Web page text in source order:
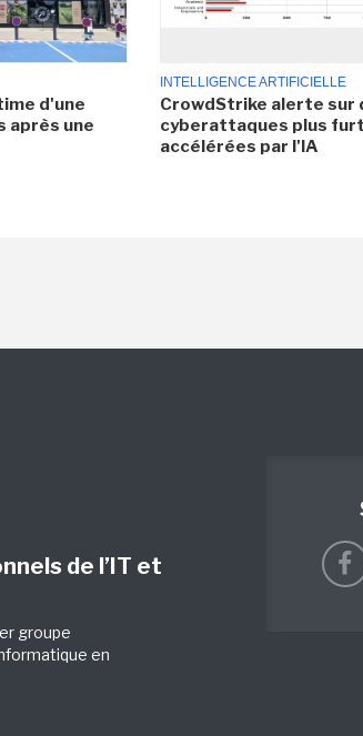
d'une
après une
INTELLIGENCE ARTIFICIELLE
CrowdStrike alerte sur
cyberattaques plus
accélérées par l'IA
de l’IT et
groupe
en